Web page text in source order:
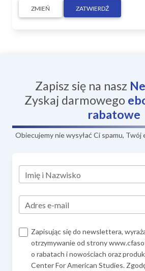
ZMIEŃ ZATWIERDŹ
Zapisz się na nasz
Zyskaj darmowego
rabatowe
Obiecujemy nie wysyłać Ci spamu, Twój
Imię i Nazwisko
Adres e-mail
Zapisując się do newslettera,
otrzymywanie od strony
o rabatach i nowościach oraz
Center For American Studies.